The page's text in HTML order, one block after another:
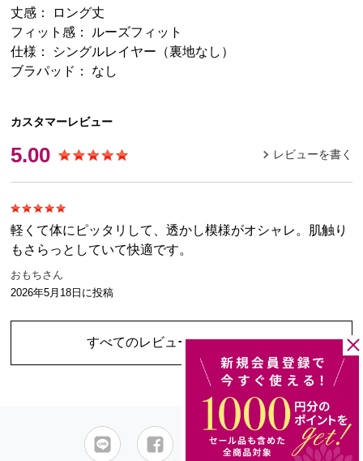
丈感： ロング丈
フィット感： ルーズフィット
仕様： シングルレイヤー（裏地なし）
ブラパッド： なし
カスタマーレビュー
5.00 レビューを書く
軽くて体にピッタリして、透かし模様がオシャレ。肌触り
もさらっとしていて快適です。
おもちさん
2026年5月18日 に投稿
すべてのレビューを見る（1件）